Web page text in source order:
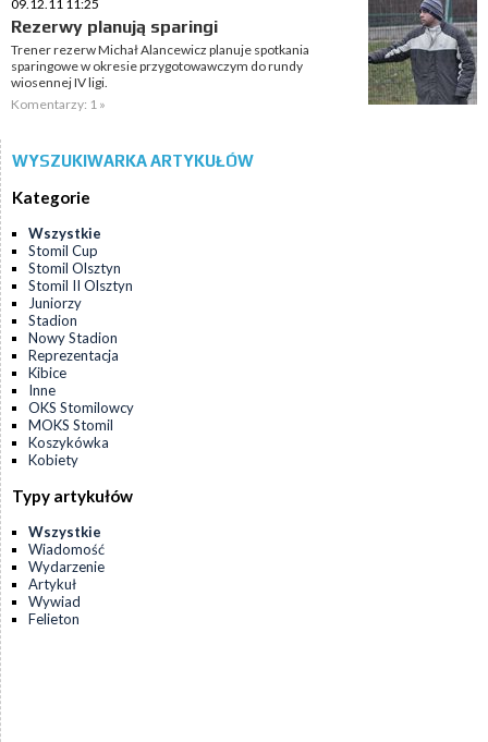
09.12.11 11:25
Rezerwy planują sparingi
Trener rezerw Michał Alancewicz planuje spotkania
sparingowe w okresie przygotowawczym do rundy
wiosennej IV ligi.
Komentarzy: 1 »
WYSZUKIWARKA ARTYKUŁÓW
Kategorie
Wszystkie
Stomil Cup
Stomil Olsztyn
Stomil II Olsztyn
Juniorzy
Stadion
Nowy Stadion
Reprezentacja
Kibice
Inne
OKS Stomilowcy
MOKS Stomil
Koszykówka
Kobiety
Typy artykułów
Wszystkie
Wiadomość
Wydarzenie
Artykuł
Wywiad
Felieton